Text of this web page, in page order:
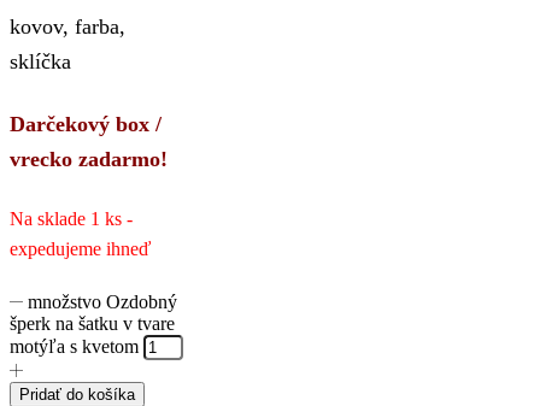
kovov, farba,
sklíčka
Darčekový box /
vrecko zadarmo!
Na sklade 1 ks -
expedujeme ihneď
množstvo Ozdobný
šperk na šatku v tvare
motýľa s kvetom
Pridať do košíka